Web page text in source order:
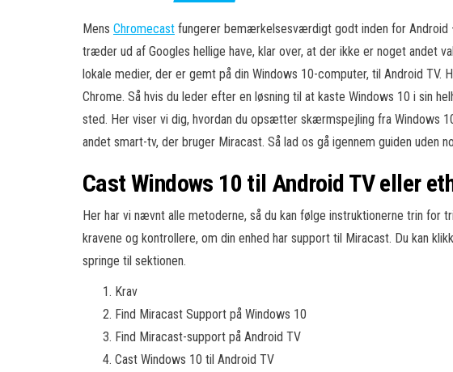
Mens Chromecast fungerer bemærkelsesværdigt godt inden for Android
træder ud af Googles hellige have, klar over, at der ikke er noget andet
lokale medier, der er gemt på din Windows 10-computer, til Android TV.
Chrome. Så hvis du leder efter en løsning til at kaste Windows 10 i sin
sted. Her viser vi dig, hvordan du opsætter skærmspejling fra Windows
andet smart-tv, der bruger Miracast. Så lad os gå igennem guiden uden
Cast Windows 10 til Android TV eller
Her har vi nævnt alle metoderne, så du kan følge instruktionerne trin for
kravene og kontrollere, om din enhed har support til Miracast. Du kan
springe til sektionen.
Krav
Find Miracast Support på Windows 10
Find Miracast-support på Android TV
Cast Windows 10 til Android TV